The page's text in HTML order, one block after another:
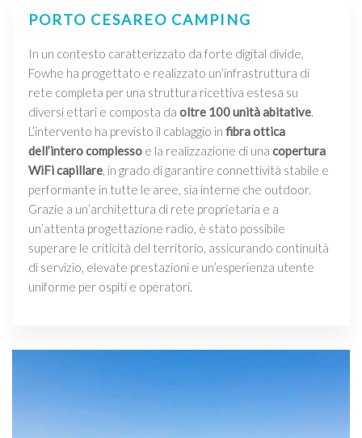
PORTO CESAREO CAMPING
In un contesto caratterizzato da forte digital divide,
Fowhe ha progettato e realizzato un’infrastruttura di
rete completa per una struttura ricettiva estesa su
diversi ettari e composta da oltre 100 unità abitative.
L’intervento ha previsto il cablaggio in fibra ottica
dell’intero complesso e la realizzazione di una copertura
WiFi capillare, in grado di garantire connettività stabile e
performante in tutte le aree, sia interne che outdoor.
Grazie a un’architettura di rete proprietaria e a
un’attenta progettazione radio, è stato possibile
superare le criticità del territorio, assicurando continuità
di servizio, elevate prestazioni e un’esperienza utente
uniforme per ospiti e operatori.